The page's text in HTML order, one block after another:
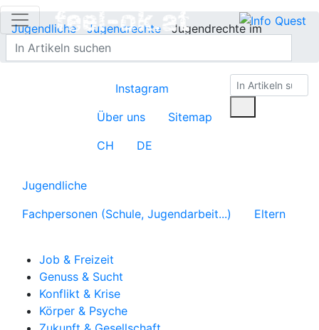
Jugendliche Jugendrechte
Jugendrechte im
Überblick
Instagram
Über uns
Sitemap
CH
DE
Jugendliche
Fachpersonen (Schule, Jugendarbeit...)
Eltern
Job & Freizeit
Genuss & Sucht
Konflikt & Krise
Körper & Psyche